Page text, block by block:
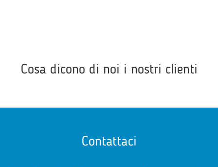
Cosa dicono di noi i nostri clienti
Contattaci